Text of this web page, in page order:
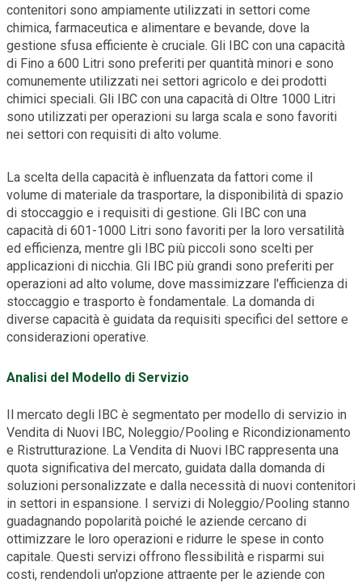
contenitori sono ampiamente utilizzati in settori come
chimica, farmaceutica e alimentare e bevande, dove la
gestione sfusa efficiente è cruciale. Gli IBC con una capacità
di Fino a 600 Litri sono preferiti per quantità minori e sono
comunemente utilizzati nei settori agricolo e dei prodotti
chimici speciali. Gli IBC con una capacità di Oltre 1000 Litri
sono utilizzati per operazioni su larga scala e sono favoriti
nei settori con requisiti di alto volume.
La scelta della capacità è influenzata da fattori come il
volume di materiale da trasportare, la disponibilità di spazio
di stoccaggio e i requisiti di gestione. Gli IBC con una
capacità di 601-1000 Litri sono favoriti per la loro versatilità
ed efficienza, mentre gli IBC più piccoli sono scelti per
applicazioni di nicchia. Gli IBC più grandi sono preferiti per
operazioni ad alto volume, dove massimizzare l'efficienza di
stoccaggio e trasporto è fondamentale. La domanda di
diverse capacità è guidata da requisiti specifici del settore e
considerazioni operative.
Analisi del Modello di Servizio
Il mercato degli IBC è segmentato per modello di servizio in
Vendita di Nuovi IBC, Noleggio/Pooling e Ricondizionamento
e Ristrutturazione. La Vendita di Nuovi IBC rappresenta una
quota significativa del mercato, guidata dalla domanda di
soluzioni personalizzate e dalla necessità di nuovi contenitori
in settori in espansione. I servizi di Noleggio/Pooling stanno
guadagnando popolarità poiché le aziende cercano di
ottimizzare le loro operazioni e ridurre le spese in conto
capitale. Questi servizi offrono flessibilità e risparmi sui
costi, rendendoli un'opzione attraente per le aziende con